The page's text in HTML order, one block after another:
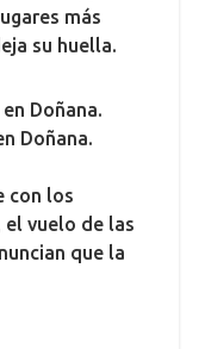
más
su huella.
Doñana.
con los
vuelo de las
que la